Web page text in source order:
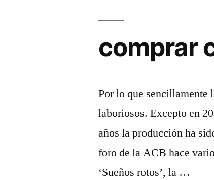
comprar
Por lo que sencillamente
laboriosos. Excepto en
años la producción ha
foro de la ACB hace
‘Sueños rotos’, la …